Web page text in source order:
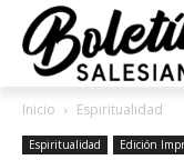
Inicio Espiritualidad
Espiritualidad Edición